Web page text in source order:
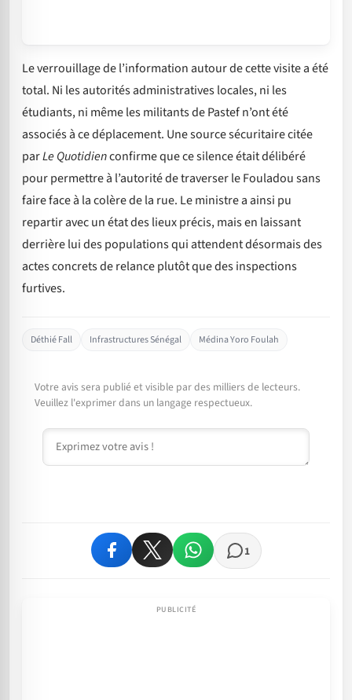
Le verrouillage de l’information autour de cette visite a été
total. Ni les autorités administratives locales, ni les
étudiants, ni même les militants de Pastef n’ont été
associés à ce déplacement. Une source sécuritaire citée
parLe Quotidienconfirme que ce silence était délibéré
pour permettre à l’autorité de traverser le Fouladou sans
faire face à la colère de la rue. Le ministre a ainsi pu
repartir avec un état des lieux précis, mais en laissant
derrière lui des populations qui attendent désormais des
actes concrets de relance plutôt que des inspections
furtives.
Déthié Fall Infrastructures Sénégal Médina Yoro Foulah
Votre avis sera publié et visible par des milliers de lecteurs.
Veuillez l'exprimer dans un langage respectueux.
Commentaire
1